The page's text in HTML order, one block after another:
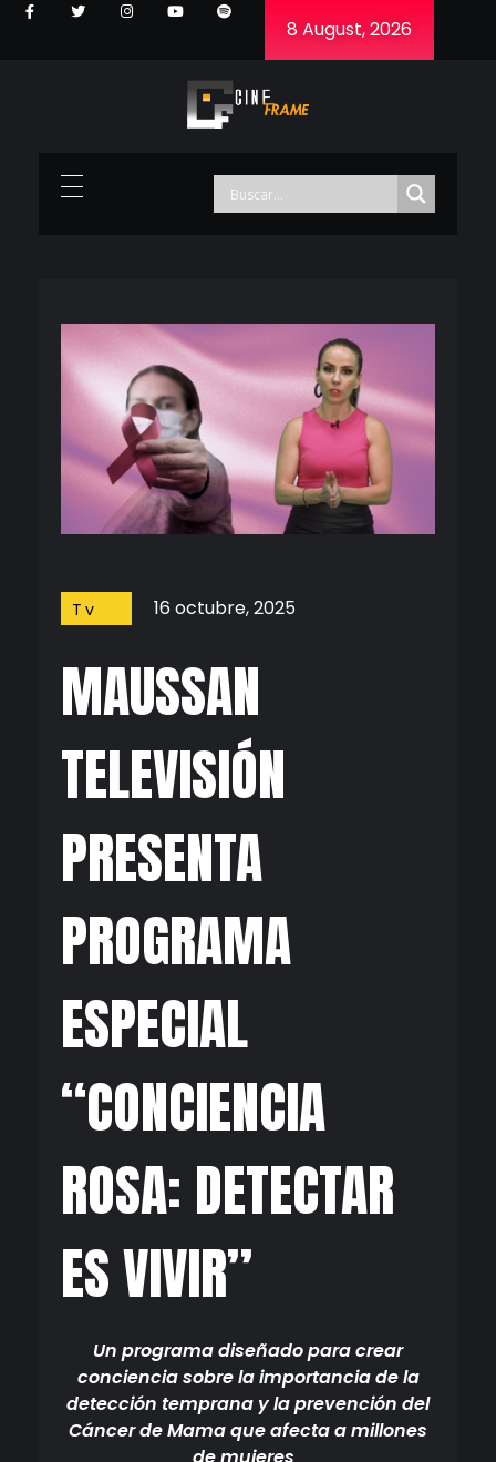
8 August, 2026
MAUSSAN
TELEVISIÓN
PRESENTA
PROGRAMA
ESPECIAL
“CONCIENCIA
ROSA: DETECTAR
ES VIVIR”
16 octubre, 2025
Tv
Un programa diseñado para crear
conciencia sobre la importancia de la
detección temprana y la prevención del
Cáncer de Mama que afecta a millones